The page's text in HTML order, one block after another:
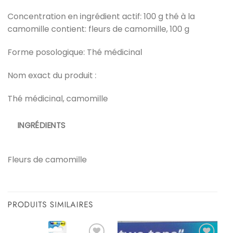
Concentration en ingrédient actif: 100 g thé à la
camomille contient: fleurs de camomille, 100 g
Forme posologique: Thé médicinal
Nom exact du produit :
Thé médicinal, camomille
INGRÉDIENTS
Fleurs de camomille
PRODUITS SIMILAIRES